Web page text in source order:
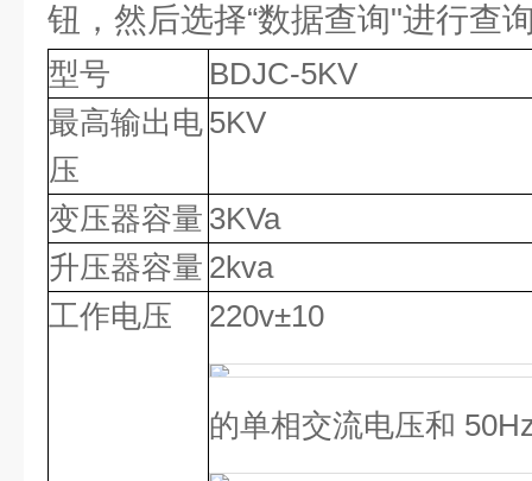
钮，然后选择“数据查询"进行查
型号
BDJC-5KV
最高输出电
压
5KV
变压器容量 3KVa
升压器容量 2kva
工作电压
220v±10
的单相交流电压和